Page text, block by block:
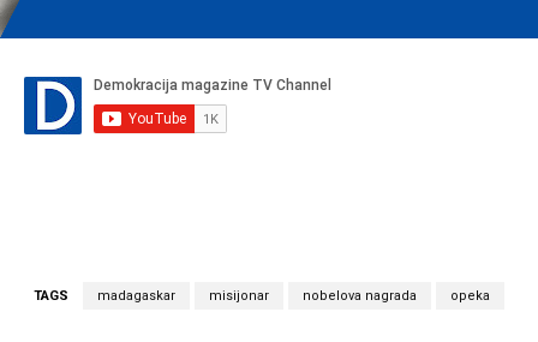
TAGS madagaskar misijonar nobelova nagrada opeka